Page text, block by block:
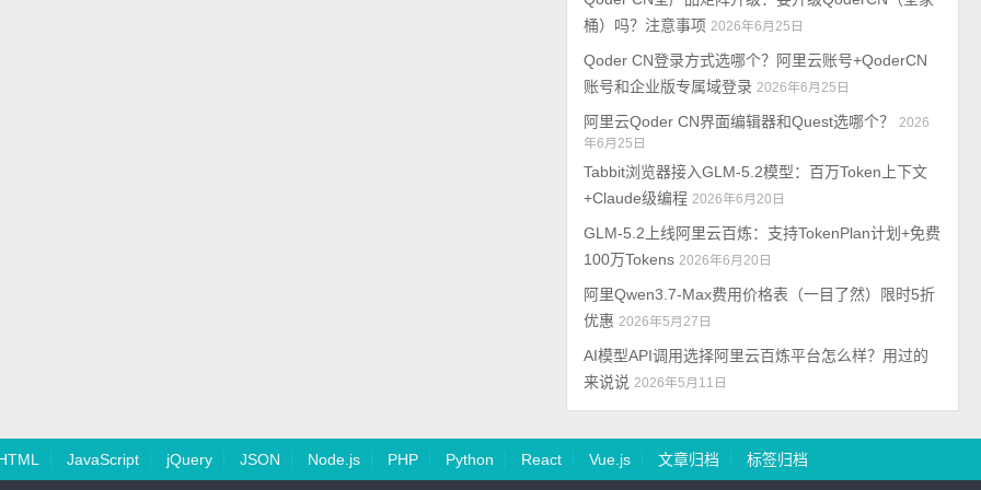
桶）吗？注意事项 2026年6月25日
Qoder CN登录方式选哪个？阿里云账号+QoderCN
账号和企业版专属域登录 2026年6月25日
阿里云Qoder CN界面编辑器和Quest选哪个？
2026
年6月25日
Tabbit浏览器接入GLM-5.2模型：百万Token上下文
+Claude级编程 2026年6月20日
GLM-5.2上线阿里云百炼：支持TokenPlan计划+免费
100万Tokens 2026年6月20日
阿里Qwen3.7-Max费用价格表（一目了然）限时5折
优惠 2026年5月27日
AI模型API调用选择阿里云百炼平台怎么样？用过的
来说说 2026年5月11日
JavaScript jQuery JSON Node.js PHP Python React Vue.js 文章归档 标签归档